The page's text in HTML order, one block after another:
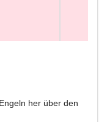
her über den